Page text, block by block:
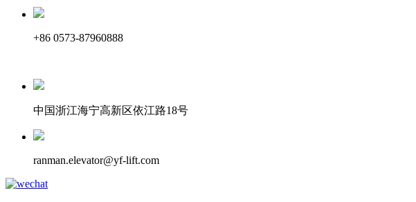
+86 0573-87960888
中国浙江海宁高新区依江路18号
ranman.elevator@yf-lift.com